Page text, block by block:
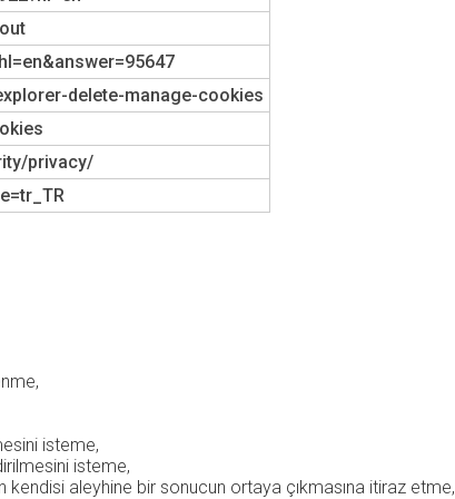
delete-manage-cookies
privacy/
isteme,
isteme,
aleyhine bir sonucun ortaya çıkmasına itiraz etme,